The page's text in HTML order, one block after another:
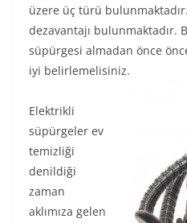
üzere üç türü
dezavantajı bulunmaktadır.
süpürgesi almadan önce
iyi belirlemelisiniz.
Elektrikli
süpürgeler ev
temizliği
denildiği
zaman
aklımıza gelen